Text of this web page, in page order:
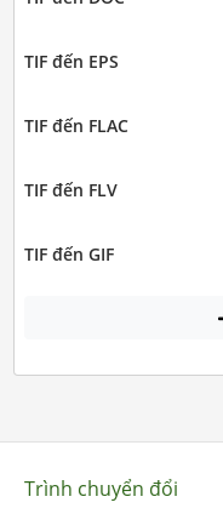
TIF đến EPS
TIF đến FLAC
TIF đến FLV
TIF đến GIF
Trình chuyển đổi